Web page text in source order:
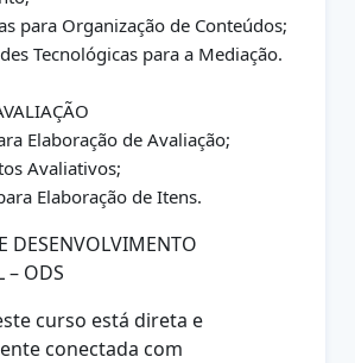
para Organização de Conteúdos;
Tecnológicas para a Mediação.
Elaboração de Avaliação;
Avaliativos;
Elaboração de Itens.
DESENVOLVIMENTO
– ODS
curso está direta e
conectada com